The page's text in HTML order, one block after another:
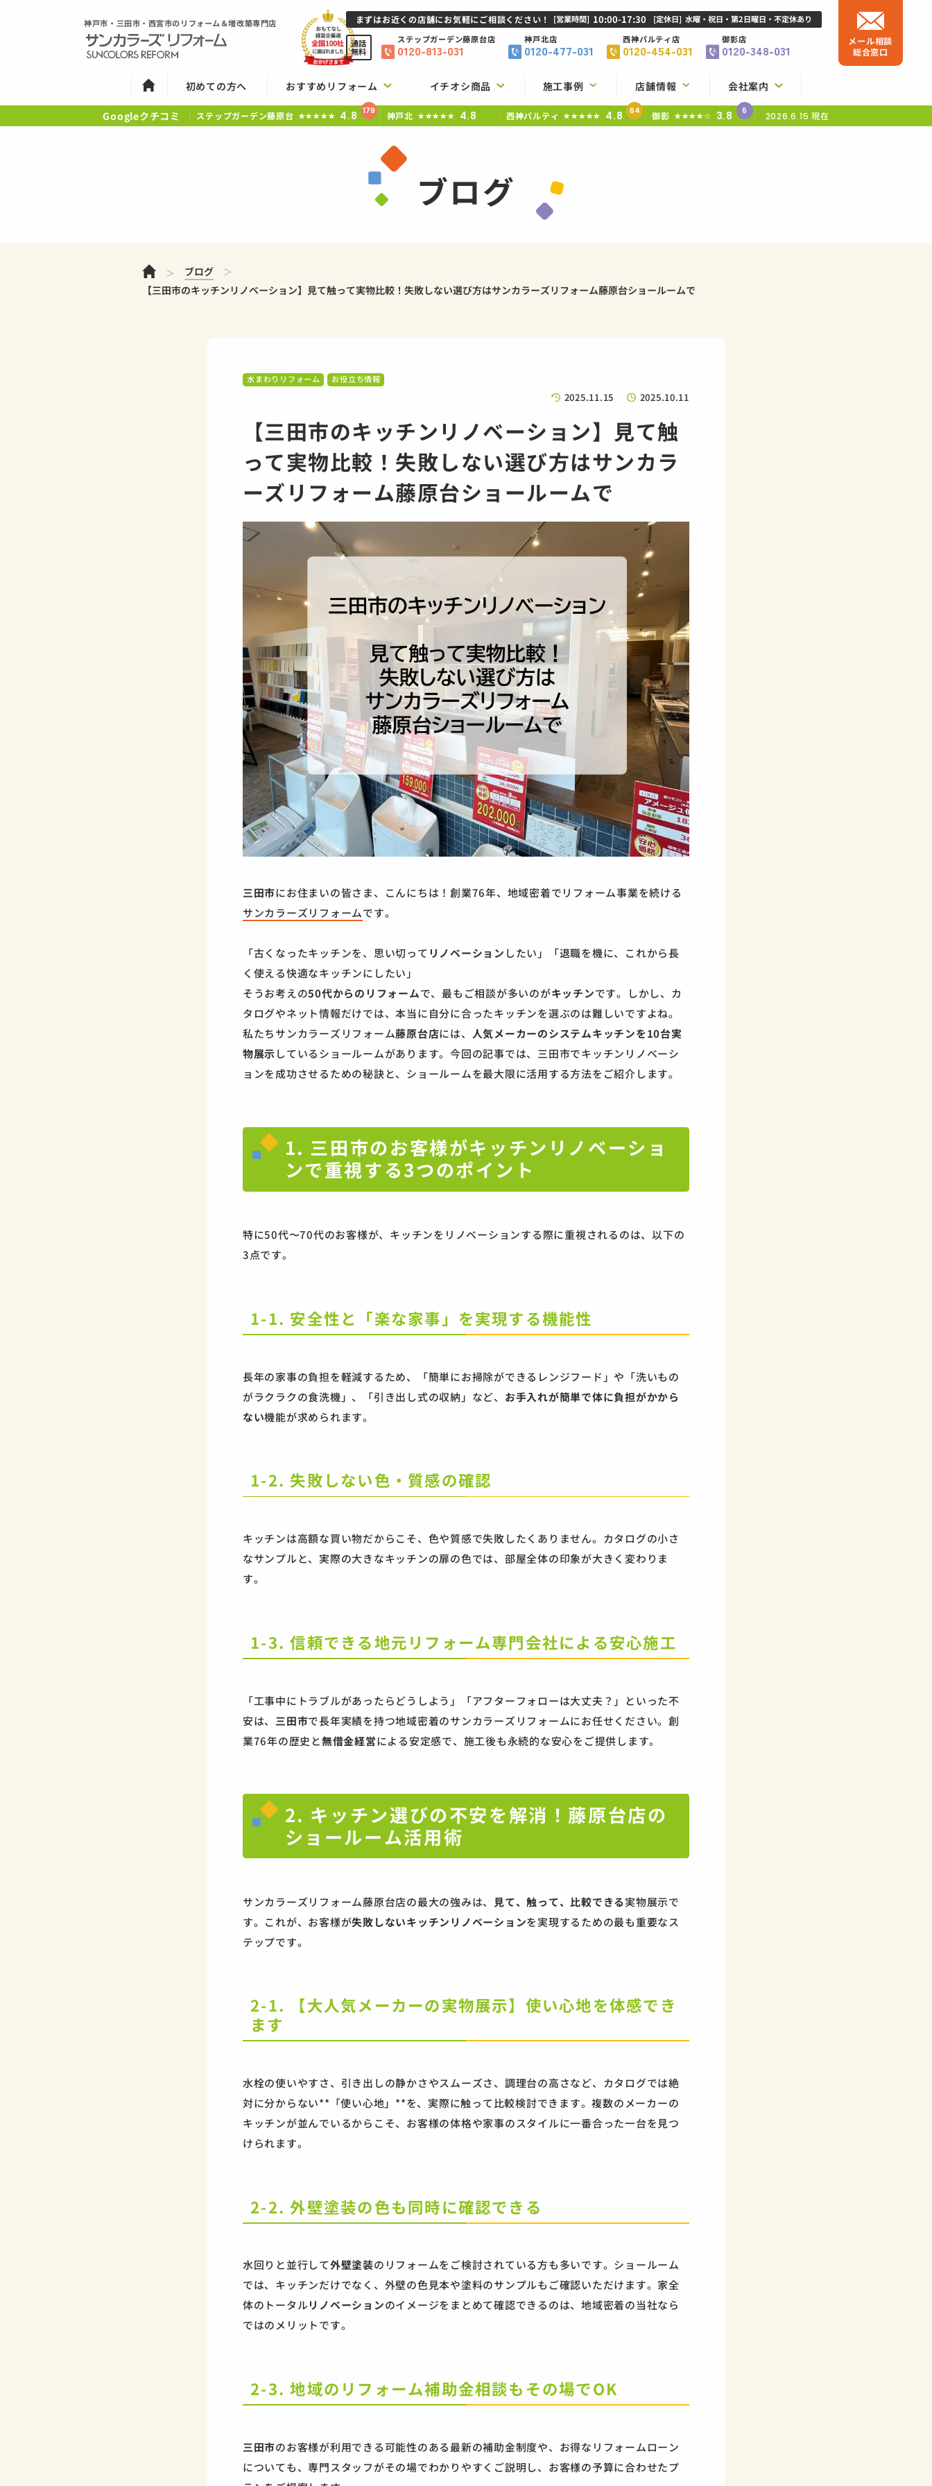
神戸市・三田市・西宮市のリフォーム＆増改築専門店
初めての方へ おすすめリフォーム イチオシ商品 施工事例 店舗情報 会社案内
まずはお近くの店舗にお気軽にご相談ください！ [営業時間] 10:00-17:30 [定休日] 水曜・祝日・第2日曜日・不定休あり
通話
無料
ステップガーデン藤原台店
0120-813-031
神戸北店
0120-477-031
西神パルティ店
0120-454-031
御影店
0120-348-031
メール相談
総合窓口
Googleクチコミ ステップガーデン藤原台 ★★★★★ 4.8 179 神戸北 ★★★★★ 4.8 西神パルティ ★★★★★ 4.8 64 御影 ★★★★☆ 3.8 6 2026.6.15 現在
ブログ
ホーム ブログ
【三田市のキッチンリノベーション】見て触って実物比較！失敗しない選び方はサンカラーズリフォーム藤原台ショールームで
水まわりリフォーム お役立ち情報
2025.11.15 2025.10.11
【三田市のキッチンリノベーション】見て触
って実物比較！失敗しない選び方はサンカラ
ーズリフォーム藤原台ショールームで
三田市にお住まいの皆さま、こんにちは！創業76年、地域密着でリフォーム事業を続ける
サンカラーズリフォームです。
「古くなったキッチンを、思い切って リノベーション したい」「退職を機に、これから長
く使える快適なキッチンにしたい」
そうお考えの50代からのリフォームで、最もご相談が多いのがキッチンです。しかし、カ
タログやネット情報だけでは、本当に自分に合ったキッチンを選ぶのは難しいですよね。
私たちサンカラーズリフォーム藤原台店には、
人気メーカーのシステムキッチンを10台実
物展示しているショールームがあります。今回の記事では、三田市でキッチンリノベーシ
ョンを成功させるための秘訣と、ショールームを最大限に活用する方法をご紹介します。
1. 三田市のお客様がキッチンリノベーショ
ンで重視する3つのポイント
特に50代〜70代のお客様が、キッチンをリノベーションする際に重視されるのは、以下の
3点です。
1-1. 安全性と「楽な家事」を実現する機能性
長年の家事の負担を軽減するため、「簡単にお掃除ができるレンジフード」や「洗いもの
がラクラクの食洗機」、「引き出し式の収納」など、 お手入れが簡単で体に負担がかから
ない機能が求められます。
1-2. 失敗しない色・質感の確認
キッチンは高額な買い物だからこそ、色や質感で失敗したくありません。カタログの小さ
なサンプルと、実際の大きなキッチンの扉の色では、部屋全体の印象が大きく変わりま
す。
1-3. 信頼できる地元リフォーム専門会社による安心施工
「工事中にトラブルがあったらどうしよう」「アフターフォローは大丈夫？」といった不
安は、 三田市で長年実績を持つ地域密着のサンカラーズリフォームにお任せください。創
業76年の歴史と無借金経営による安定感で、施工後も永続的な安心をご提供します。
2. キッチン選びの不安を解消！藤原台店の
ショールーム活用術
サンカラーズリフォーム藤原台店の最大の強みは、 見て、触って、比較できる実物展示で
す。これが、お客様が失敗しないキッチンリノベーションを実現するための最も重要なス
テップです。
2-1. 【大人気メーカーの実物展示】使い心地を体感でき
ます
水栓の使いやすさ、引き出しの静かさやスムーズさ、調理台の高さなど、カタログでは絶
対に分からない**「使い心地」**を、実際に触って比較検討できます。複数のメーカーの
キッチンが並んでいるからこそ、お客様の体格や家事のスタイルに一番合った一台を見つ
けられます。
2-2. 外壁塗装の色も同時に確認できる
水回りと並行して外壁塗装のリフォームをご検討されている方も多いです。ショールーム
では、キッチンだけでなく、外壁の色見本や塗料のサンプルもご確認いただけます。家全
体のトータルリノベーションのイメージをまとめて確認できるのは、地域密着の当社なら
ではのメリットです。
2-3. 地域のリフォーム補助金相談もその場でOK
三田市のお客様が利用できる可能性のある最新の補助金制度や、お得なリフォームローン
についても、専門スタッフがその場でわかりやすくご説明し、お客様の予算に合わせたプ